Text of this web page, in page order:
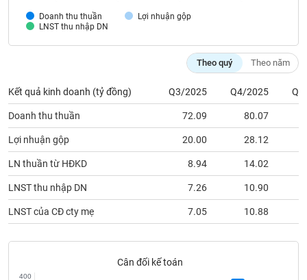
Doanh thu thuần
Lợi nhuận gộp
LNST thu nhập DN
Theo quý Theo năm
Kết quả kinh doanh (tỷ đồng) Q3/2025 Q4/2025
Doanh thu thuần 72.09 80.07
Lợi nhuận gộp 20.00 28.12
LN thuần từ HĐKD 8.94 14.02
LNST thu nhập DN 7.26 10.90
LNST của CĐ cty mẹ 7.05 10.88
Cân đối kế toán
400
tức
của
tác
giả
(-)
Báo
cáo
phân
tích
(-)
(-)